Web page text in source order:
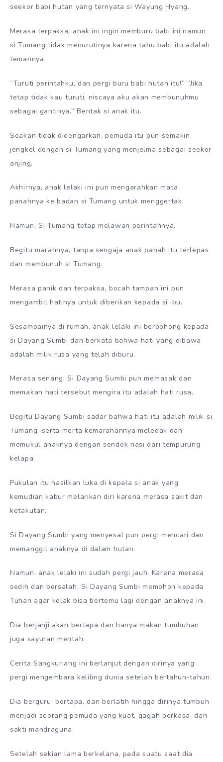
seekor babi hutan yang ternyata si Wayung Hyang.
Merasa terpaksa, anak ini ingin memburu babi ini namun
si Tumang tidak menurutinya karena tahu babi itu adalah
temannya.
“Turuti perintahku, dan pergi buru babi hutan itu!” “Jika
tetap tidak kau turuti, niscaya aku akan membunuhmu
sebagai gantinya.” Bentak si anak itu.
Seakan tidak didengarkan, pemuda itu pun semakin
jengkel dengan si Tumang yang menjelma sebagai seekor
anjing.
Akhirnya, anak lelaki ini pun mengarahkan mata
panahnya ke badan si Tumang untuk menggertak.
Namun, Si Tumang tetap melawan perintahnya.
Begitu marahnya, tanpa sengaja anak panah itu terlepas
dan membunuh si Tumang.
Merasa panik dan terpaksa, bocah tampan ini pun
mengambil hatinya untuk diberikan kepada si ibu.
Sesampainya di rumah, anak lelaki ini berbohong kepada
si Dayang Sumbi dan berkata bahwa hati yang dibawa
adalah milik rusa yang telah diburu.
Merasa senang, Si Dayang Sumbi pun memasak dan
memakan hati tersebut mengira itu adalah hati rusa.
Begitu Dayang Sumbi sadar bahwa hati itu adalah milik si
Tumang, serta merta kemarahannya meledak dan
memukul anaknya dengan sendok nasi dari tempurung
kelapa.
Pukulan itu hasilkan luka di kepala si anak yang
kemudian kabur melarikan diri karena merasa sakit dan
ketakutan.
Si Dayang Sumbi yang menyesal pun pergi mencari dan
memanggil anaknya di dalam hutan.
Namun, anak lelaki ini sudah pergi jauh. Karena merasa
sedih dan bersalah, Si Dayang Sumbi memohon kepada
Tuhan agar kelak bisa bertemu lagi dengan anaknya ini.
Dia berjanji akan bertapa dan hanya makan tumbuhan
juga sayuran mentah.
Cerita Sangkuriang ini berlanjut dengan dirinya yang
pergi mengembara keliling dunia setelah bertahun-tahun.
Dia berguru, bertapa, dan berlatih hingga dirinya tumbuh
menjadi seorang pemuda yang kuat, gagah perkasa, dan
sakti mandraguna.
Setelah sekian lama berkelana, pada suatu saat dia